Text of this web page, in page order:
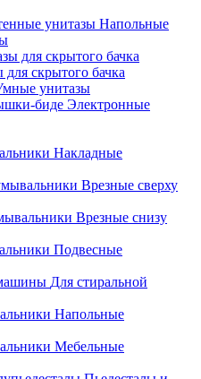
Напольные
скрытого бачка
унитазы
Электронные
Накладные
Врезные сверху
Врезные снизу
Подвесные
Для стиральной
Напольные
Мебельные